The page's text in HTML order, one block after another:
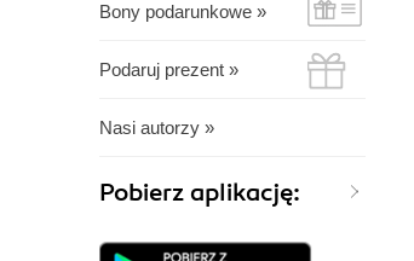
Bony podarunkowe »
Podaruj prezent »
Nasi autorzy »
Pobierz aplikację: